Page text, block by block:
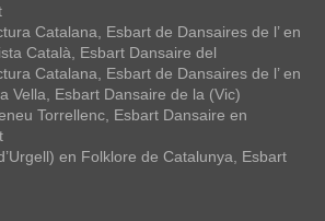
Catalana, Esbart de Dansaires de l’en
Català, Esbart Dansaire del
Catalana, Esbart de Dansaires de l’en
Vella, Esbart Dansaire de la (Vic)
Torrellenc, Esbart Dansaire en
en Folklore de Catalunya, Esbart